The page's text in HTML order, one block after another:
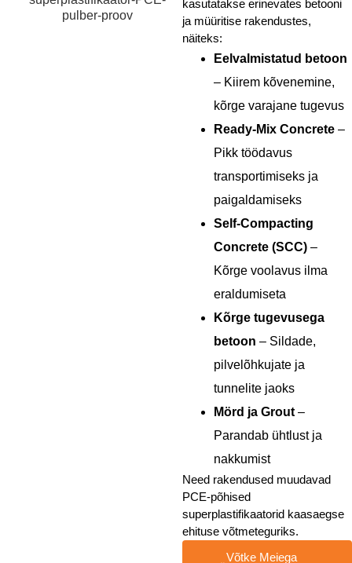
kasutatakse erinevates betooni
ja müüritise rakendustes,
näiteks:
Eelvalmistatud betoon
– Kiirem kõvenemine,
kõrge varajane tugevus
Ready-Mix Concrete –
Pikk töödavus
transportimiseks ja
paigaldamiseks
Self-Compacting
Concrete (SCC) –
Kõrge voolavus ilma
eraldumiseta
Kõrge tugevusega
betoon – Sildade,
pilvelõhkujate ja
tunnelite jaoks
Mörd ja Grout –
Parandab ühtlust ja
nakkumist
Need rakendused muudavad
PCE-põhised
superplastifikaatorid kaasaegse
ehituse võtmeteguriks.
Võtke Meiega